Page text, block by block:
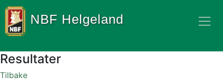
NBF Helgeland
Resultater
Tilbake